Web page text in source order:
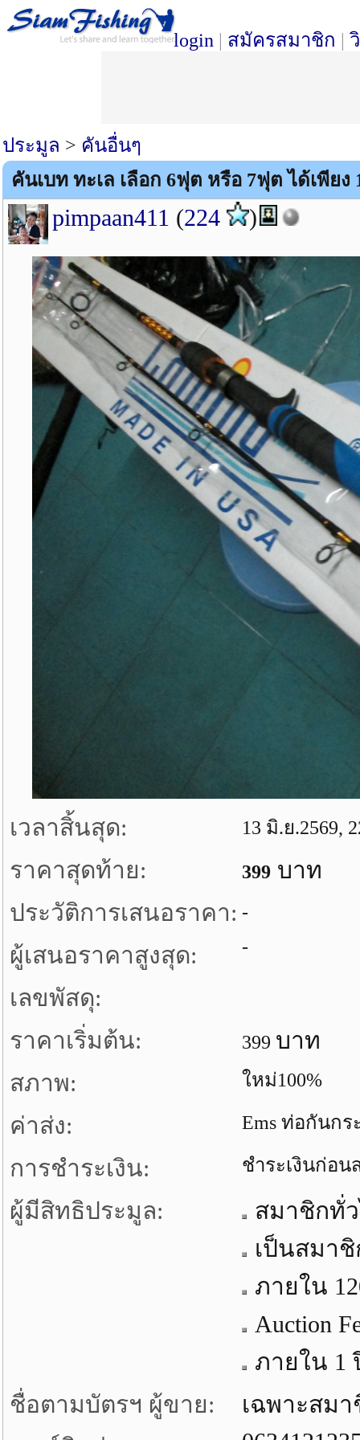
login | สมัครสมาชิก |
ประมูล > คันอื่นๆ
คันเบท ทะเล เลือก 6ฟุต หรือ 7ฟุต ได้เพียง
pimpaan411 (224 )
เวลาสิ้นสุด: 13 มิ.ย.2569,
ราคาสุดท้าย: 399 บาท
ประวัติการเสนอราคา: -
ผู้เสนอราคาสูงสุด: -
เลขพัสดุ:
ราคาเริ่มต้น:
399 บาท
สภาพ:
ใหม่100%
ค่าส่ง: Ems ท่อกันกร
การชำระเงิน: ชำระเงินก่อน
ผู้มีสิทธิประมูล:
สมาชิกทั่
เป็นสมา
ภายใน
Auction
ภายใน 1
ชื่อตามบัตรฯ ผู้ขาย:
เฉพาะสม